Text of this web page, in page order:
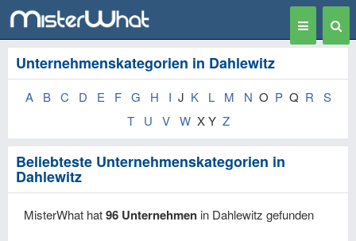
Toggle
navigation
Unternehmenskategorien in Dahlewitz
A B C D E F G H I J K L M N O P Q R
S
T
U V W X Y Z
Beliebteste Unternehmenskategorien in
Dahlewitz
MisterWhat hat96 Unternehmen in Dahlewitz gefunden